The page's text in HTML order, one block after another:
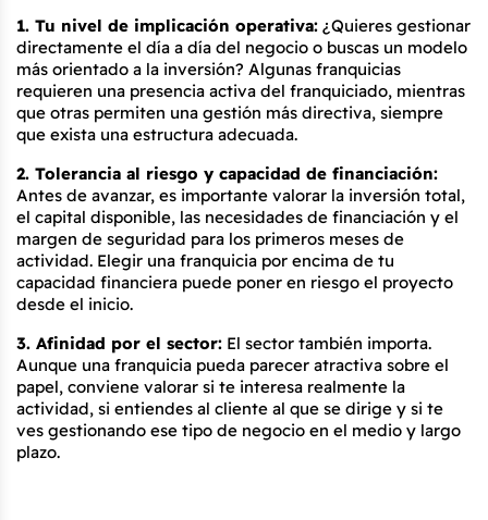
1. Tu nivel de implicación operativa: ¿Quieres gestionar
directamente el día a día del negocio o buscas un modelo
más orientado a la inversión? Algunas franquicias
requieren una presencia activa del franquiciado, mientras
que otras permiten una gestión más directiva, siempre
que exista una estructura adecuada.
2. Tolerancia al riesgo y capacidad de financiación:
Antes de avanzar, es importante valorar la inversión total,
el capital disponible, las necesidades de financiación y el
margen de seguridad para los primeros meses de
actividad. Elegir una franquicia por encima de tu
capacidad financiera puede poner en riesgo el proyecto
desde el inicio.
3. Afinidad por el sector: El sector también importa.
Aunque una franquicia pueda parecer atractiva sobre el
papel, conviene valorar si te interesa realmente la
actividad, si entiendes al cliente al que se dirige y si te
ves gestionando ese tipo de negocio en el medio y largo
plazo.